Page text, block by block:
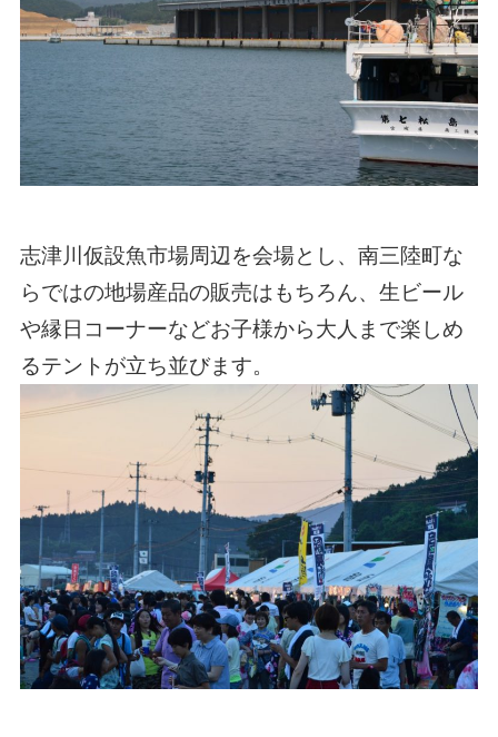
志津川仮設魚市場周辺を会場とし、南三陸町な
らではの地場産品の販売はもちろん、生ビール
や縁日コーナーなどお子様から大人まで楽しめ
るテントが立ち並びます。